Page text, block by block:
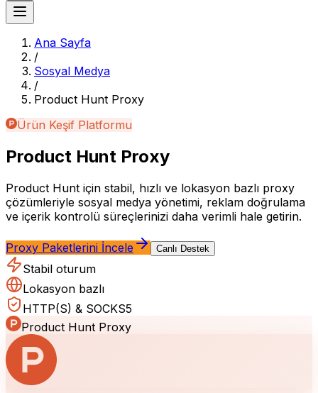
Ana Sayfa
/
Sosyal Medya
/
Product Hunt Proxy
Ürün Keşif Platformu
Product Hunt Proxy
Product Hunt için stabil, hızlı ve lokasyon bazlı proxy
çözümleriyle sosyal medya yönetimi, reklam doğrulama
ve içerik kontrolü süreçlerinizi daha verimli hale getirin.
Proxy Paketlerini İncele Canlı Destek
Stabil oturum
Lokasyon bazlı
HTTP(S) & SOCKS5
Product Hunt Proxy